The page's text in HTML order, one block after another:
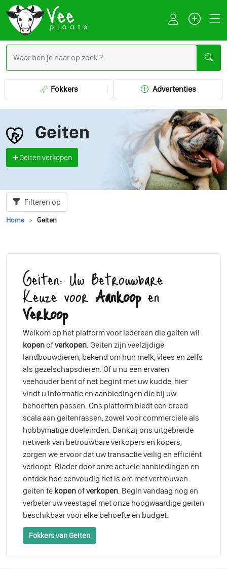
Fokkers Advertenties
Geiten
Geiten verkopen
Filteren op
Home Geiten
Geiten: Uw Betrouwbare
Keuze voorAankoopen
Verkoop
Welkom op het platform voor iedereen die geiten wil
kopen ofverkopen. Geiten zijn veelzijdige
landbouwdieren, bekend om hun melk, vlees en zelfs
als gezelschapsdieren. Of u nu een ervaren
veehouder bent of net begint met uw kudde, hier
vindt u informatie en aanbiedingen die bij uw
behoeften passen. Ons platform biedt een breed
scala aan geitenrassen, zowel voor commerciële als
hobbymatige doeleinden. Dankzij ons uitgebreide
netwerk van betrouwbare verkopers en kopers,
zorgen we ervoor dat uw transactie veilig en efficiënt
verloopt. Blader door onze actuele aanbiedingen en
ontdek hoe eenvoudig het is om met vertrouwen
geiten te kopen ofverkopen. Begin vandaag nog en
verbeter uw veestapel met onze hoogwaardige geiten
beschikbaar voor elke behoefte en budget.
Fokkers van Geiten